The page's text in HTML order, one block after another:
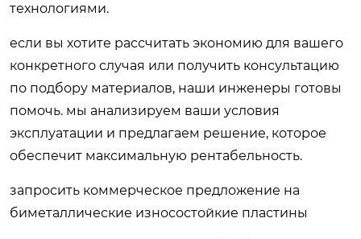
технологиями.
если вы хотите рассчитать экономию для вашего
конкретного случая или получить консультацию
по подбору материалов, наши инженеры готовы
помочь. мы анализируем ваши условия
эксплуатации и предлагаем решение, которое
обеспечит максимальную рентабельность.
запросить коммерческое предложение на
биметаллические износостойкие пластины